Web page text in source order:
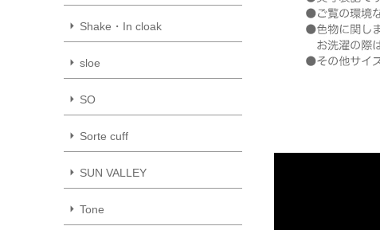
Shake・In cloak
sloe
SO
Sorte cuff
SUN VALLEY
Tone